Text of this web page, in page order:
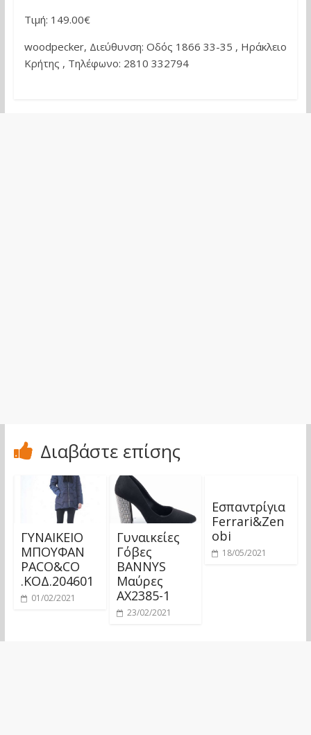
Τιμή: 149.00€
woodpecker, Διεύθυνση: Οδός 1866 33-35 , Ηράκλειο
Κρήτης , Τηλέφωνο: 2810 332794
Διαβάστε επίσης
ΓΥΝΑΙΚΕΙΟ
ΜΠΟΥΦΑΝ
PACO&CO
.ΚΟΔ.204601
01/02/2021
Γυναικείες
Γόβες
BANNYS
Μαύρες
AX2385-1
23/02/2021
Εσπαντρίγια
Ferrari&Zen
obi
18/05/2021